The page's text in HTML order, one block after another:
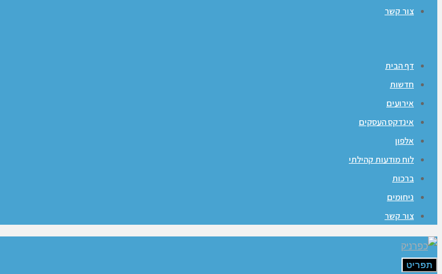
צור קשר
דף הבית
חדשות
אירועים
אינדקס העסקים
אלפון
לוח מודעות קהילתי
ברכות
ניחומים
צור קשר
תפריט